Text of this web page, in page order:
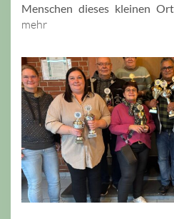
Menschen dieses kleinen
mehr